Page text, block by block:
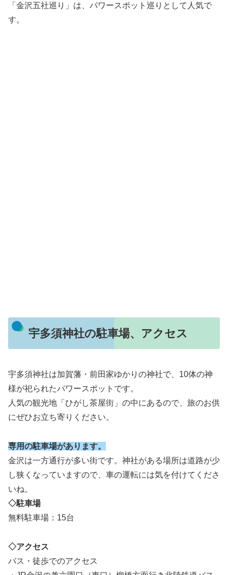
「金沢五社巡り」は、パワースポット巡りとして人気で
す。
宇多須神社の駐車場、アクセス
宇多須神社は加賀藩・前田家ゆかりの神社で、10体の神
様が祀られたパワースポットです。
人気の観光地「ひがし茶屋街」の中にあるので、旅のお供
にぜひお立ち寄りください。
専用の駐車場があります。
金沢は一方通行が多い街です。神社がある場所は道路が少
し狭くなっていますので、車の運転には気を付けてくださ
いね。
◇駐車場
無料駐車場：15台
◇アクセス
バス・徒歩でのアクセス